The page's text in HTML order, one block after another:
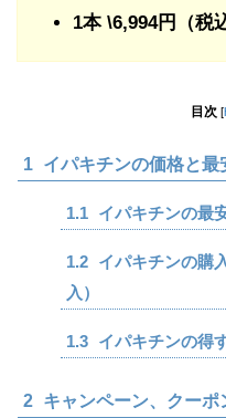
1本 \6,994円（税
目次 [
1 イパキチンの価格と最
1.1 イパキチンの最
1.2 イパキチンの購
入）
1.3 イパキチンの得
2 キャンペーン、クーポ